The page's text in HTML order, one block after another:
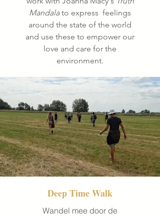
Mandalato express feelings
around the state of the world
and use these to empower our
love and care for the
environment.
Deep Time Walk
Wandel mee door de